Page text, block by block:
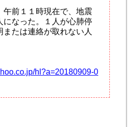
午前１１時現在で、地震
になった。１人が心肺停
または連絡が取れない人
hl?a=20180909-0